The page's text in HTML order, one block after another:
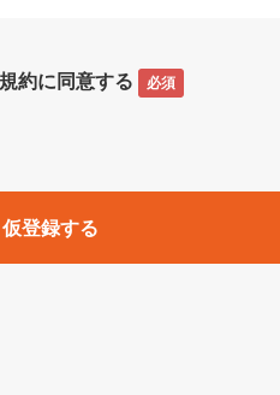
。
ビス（名称や内容が変更された場
るイベントやキャンペーンをいい
」「EnterpriseZine」「ECzine」
約に同意する 必須
仮登録する